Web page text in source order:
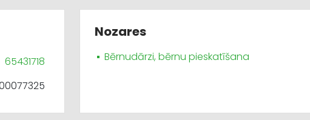
65431718
Nozares
Bērnudārzi, bērnu pieskatīšana